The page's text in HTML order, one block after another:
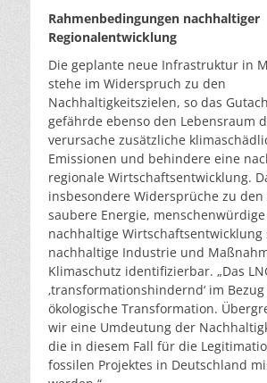
Rahmenbedingungen nachhaltiger
Regionalentwicklung
Die geplante neue Infrastruktur in
stehe im Widerspruch zu den
Nachhaltigkeitszielen, so das
gefährde ebenso den Lebensraum
verursache zusätzliche
Emissionen und behindere eine
regionale Wirtschaftsentwicklung.
insbesondere Widersprüche zu
saubere Energie,
nachhaltige Wirtschaftsentwicklung
nachhaltige Industrie und
Klimaschutz identifizierbar. „Das
‚transformationshindernd‘ im
ökologische Transformation.
wir eine Umdeutung der
die in diesem Fall für die
fossilen Projektes in Deutschland